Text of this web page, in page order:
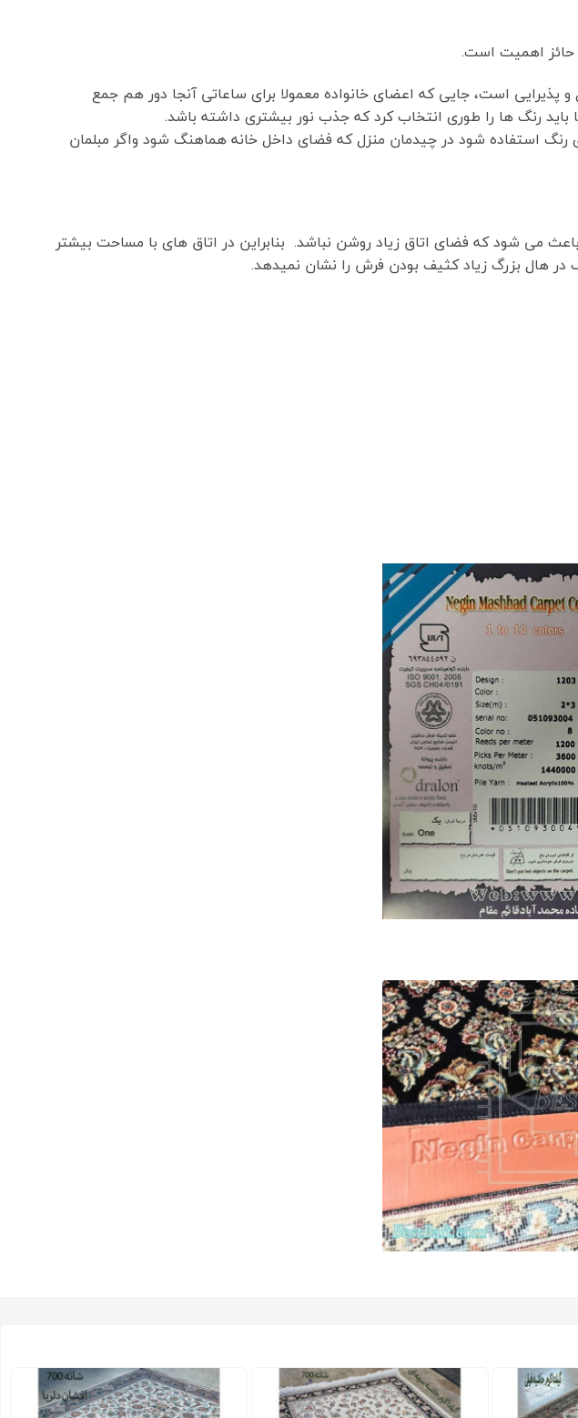
حائز اهمیت است.
است، جایی که اعضای خانواده معمولا برای ساعاتی آنجا دور هم جمع
باید رنگ ها را طوری انتخاب کرد که جذب نور بیشتری داشته باشد.
استفاده شود در چیدمان منزل که فضای داخل خانه هماهنگ شود واگر مبلمان
می شود که فضای اتاق زیاد روشن نباشد. بنابراین در اتاق های با مساحت بیشتر
هال بزرگ زیاد کثیف بودن فرش را نشان نمیدهد.